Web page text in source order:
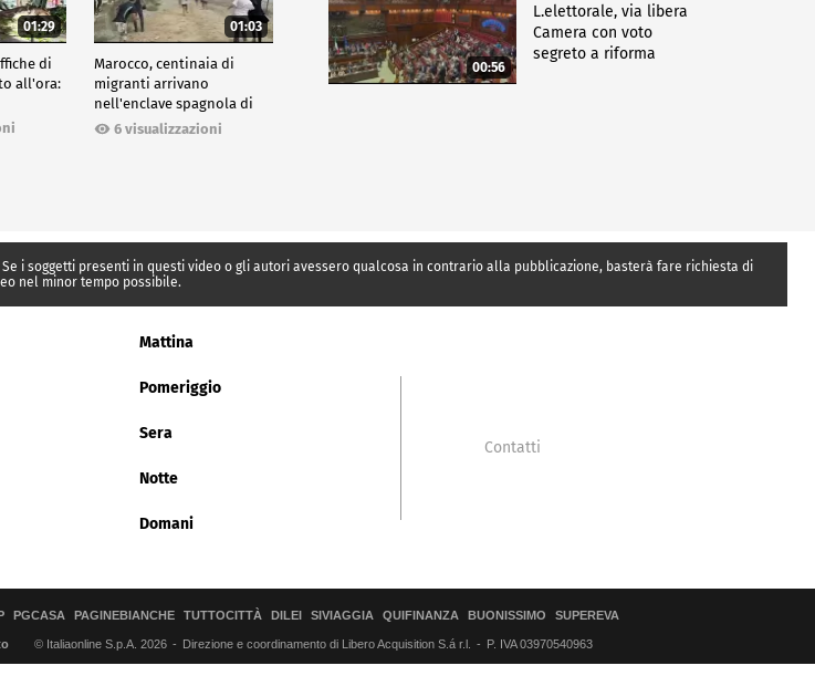
01:29
di
all'ora:
01:03
Marocco, centinaia di
migranti arrivano
nell'enclave spagnola di
Ceuta6 visualizzazioni
00:56
L.elettorale, via libera
Camera con voto
segreto a riforma
i soggetti presenti in questi video o gli autori avessero qualcosa in contrario alla pubblicazione, basterà fare richiesta di
nel minor tempo possibile.
Mattina
Pomeriggio
Sera
Notte
Domani
Contatti
PGCASA PAGINEBIANCHE TUTTOCITTÀ DILEI SIVIAGGIA QUIFINANZA BUONISSIMO SUPEREVA
© Italiaonline S.p.A. 2026 Direzione e coordinamento di Libero Acquisition S.á r.l. P. IVA 03970540963